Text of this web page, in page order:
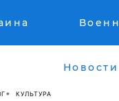
Новости
КУЛЬТУРА